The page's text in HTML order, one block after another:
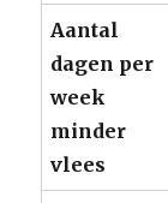
Aantal
dagen per
week
minder
vlees